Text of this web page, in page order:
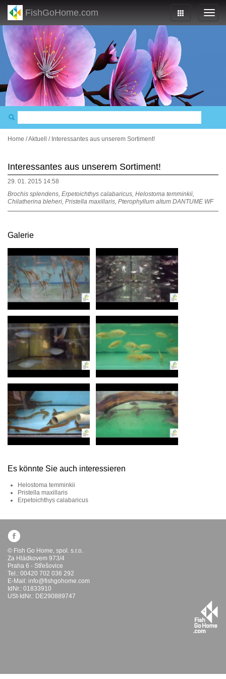
FishGoHome.com
Home /Aktuell / Interessantes aus unserem Sortiment!
Interessantes aus unserem Sortiment!
29. 01. 2015 14:58
Brochis splendens, Erpetoichthys calabaricus, Helostoma temminkii,
Chilatherina bleheri, Pristella maxillaris, Pterophyllum altum DANTUME WF
Galerie
Es könnte Sie auch interessieren
Helostoma temminkii
Pristella maxillaris
Erpetoichthys calabaricus
© Fish Go Home, spol. s.r.o.
Za Hládkovem 973/4
Praha 6 - Střešovice
Tel.: 00420 702 036 292
E-Mail: info@fishgohome.com
IdNr.: 01833910
USt-IdNr.: DE290889747